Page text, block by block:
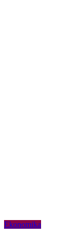
Ekonomika